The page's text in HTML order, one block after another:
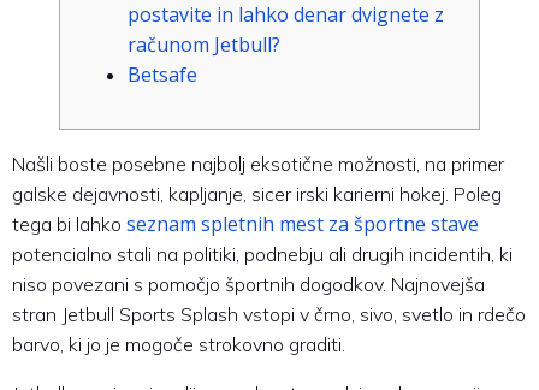
postavite in lahko denar dvignete z
računom Jetbull?
Betsafe
Našli boste posebne najbolj eksotične možnosti, na primer
galske dejavnosti, kapljanje, sicer irski karierni hokej. Poleg
tega bi lahko seznam spletnih mest za športne stave
potencialno stali na politiki, podnebju ali drugih incidentih, ki
niso povezani s pomočjo športnih dogodkov. Najnovejša
stran Jetbull Sports Splash vstopi v črno, sivo, svetlo in rdečo
barvo, ki jo je mogoče strokovno graditi.